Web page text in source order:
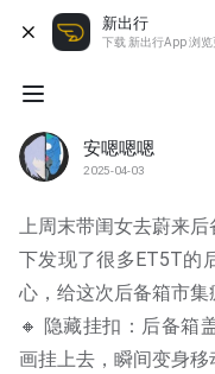
新出行
下载 新出行App 浏
安嗯嗯嗯
2025-04-03
上周末带闺女去蔚来
下发现了很多ET5T的
心，给这次后备箱市集
🔸 隐藏挂扣：后备箱
画挂上去，瞬间变身